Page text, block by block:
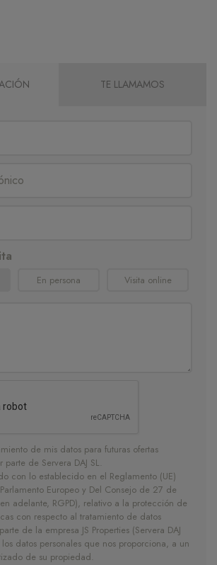
TE LLAMAMOS
En persona Visita online
de mis datos para futuras ofertas
de Servera DAJ SL.
con lo establecido en el Reglamento (UE)
Europeo y Del Consejo de 27 de
adelante, RGPD), relativo a la protección de
con respecto al tratamiento de datos
de la empresa JS Properties (Servera DAJ
datos personales que nos proporciona, a un
de su propiedad.